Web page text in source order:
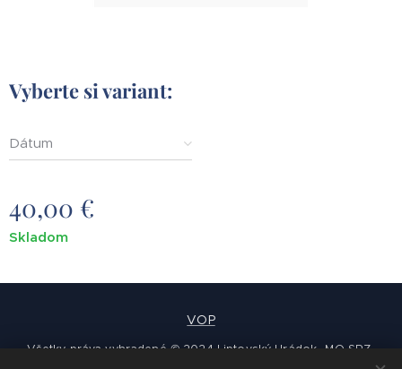
Vyberte si variant:
Dátum
40,00 €
Skladom
VOP
Všetky práva vyhradené © 2024 Liptovský Hrádok -MO SRZ-